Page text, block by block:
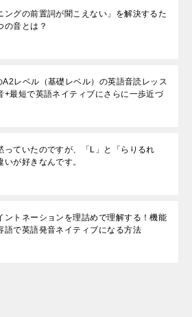
ングの前置詞が聞こえない」を解決するた
の音とは？
A2レベル（基礎レベル）の英語音読レッス
+最短で英語ネイティブにさらに一歩近づ
っていたのですが、「L」と「らりるれ
いが好きなんです。
ントネーションを理詰めで理解する！機能
語で英語発音ネイティブになる方法